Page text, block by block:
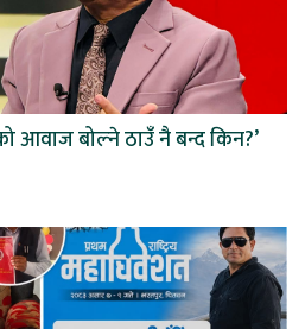
आवाज बोल्ने ठाउँ नै बन्द किन?’